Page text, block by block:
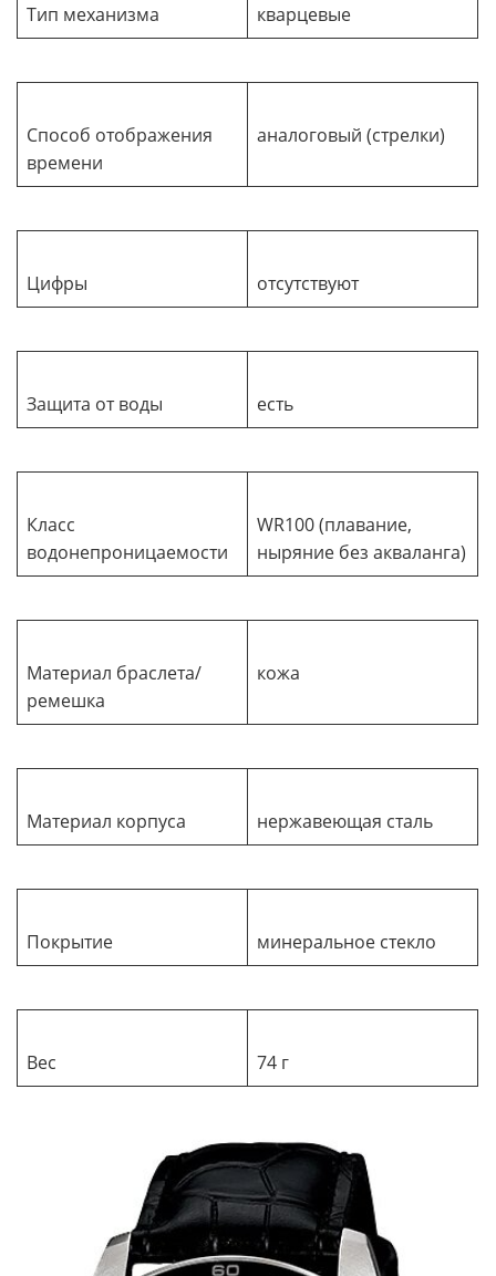
Тип механизма кварцевые
Способ отображения
времени
аналоговый (стрелки)
Цифры отсутствуют
Защита от воды есть
Класс
водонепроницаемости
WR100 (плавание,
ныряние без акваланга)
Материал браслета/
ремешка
кожа
Материал корпуса нержавеющая сталь
Покрытие минеральное стекло
Вес 74 г